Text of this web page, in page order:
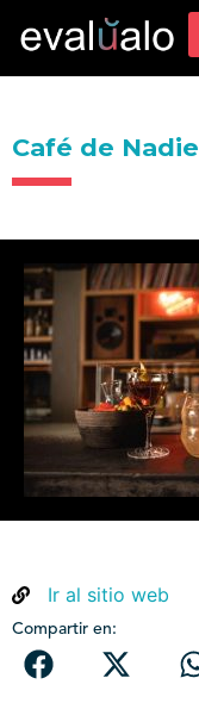
Café de Nadie
Ir al sitio web
Compartir en: